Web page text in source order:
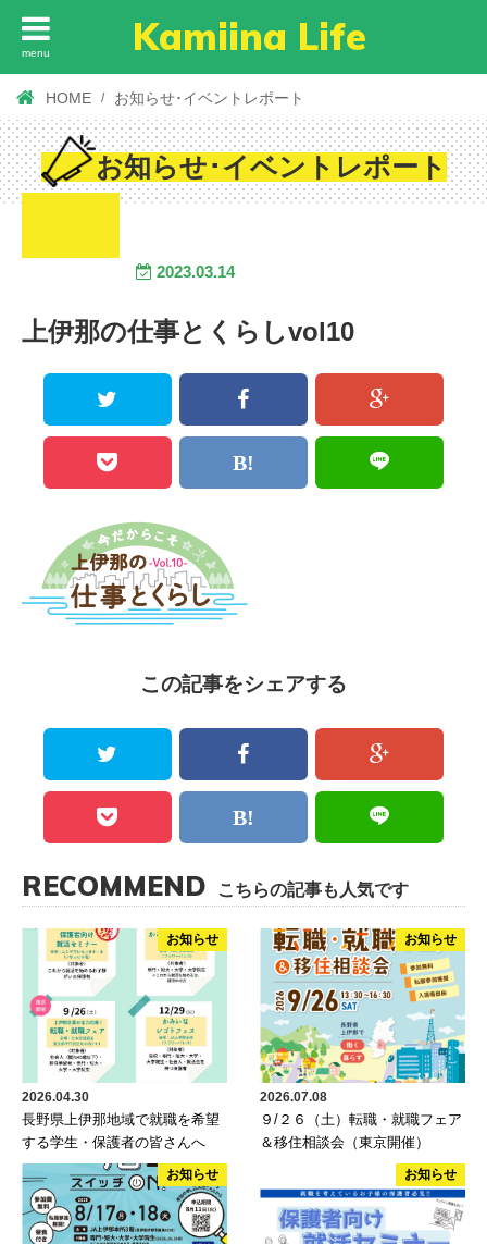
menu Kamiina Life
HOME お知らせ･イベントレポート
お知らせ･イベントレポート
2023.03.14
上伊那の仕事とくらしvol10
この記事をシェアする
RECOMMEND こちらの記事も人気です
お知らせ
2026.04.30
長野県上伊那地域で就職を希望
する学生・保護者の皆さんへ
お知らせ
2026.07.08
９/２６（土）転職・就職フェア
＆移住相談会（東京開催）
お知らせ お知らせ